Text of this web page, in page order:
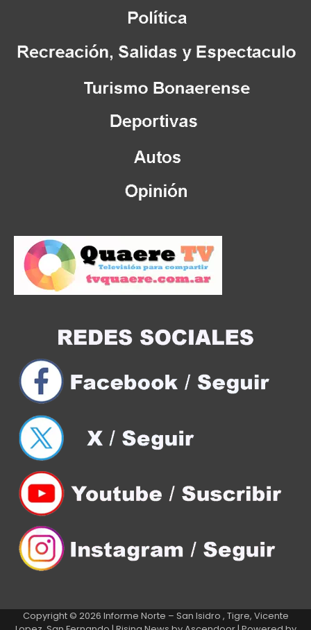
Copyright © 2026 Informe Norte – San Isidro , Tigre, Vicente